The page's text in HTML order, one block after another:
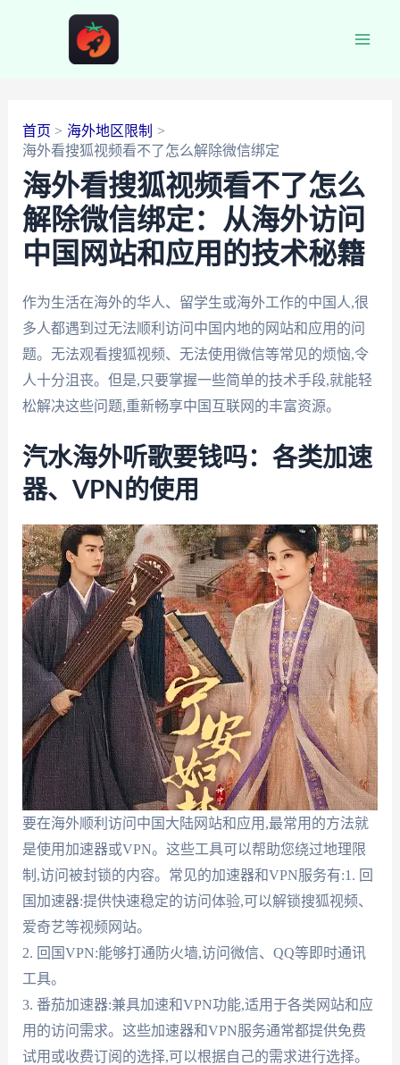
首页
海外地区限制
海外看搜狐视频看不了怎么解除微信绑定
海外看搜狐视频看不了怎么
解除微信绑定：从海外访问
中国网站和应用的技术秘籍
作为生活在海外的华人、留学生或海外工作的中国人,很
多人都遇到过无法顺利访问中国内地的网站和应用的问
题。无法观看搜狐视频、无法使用微信等常见的烦恼,令
人十分沮丧。但是,只要掌握一些简单的技术手段,就能轻
松解决这些问题,重新畅享中国互联网的丰富资源。
汽水海外听歌要钱吗：各类加速
器、VPN的使用
要在海外顺利访问中国大陆网站和应用,最常用的方法就
是使用加速器或VPN。这些工具可以帮助您绕过地理限
制,访问被封锁的内容。常见的加速器和VPN服务有:1. 回
国加速器:提供快速稳定的访问体验,可以解锁搜狐视频、
爱奇艺等视频网站。
2. 回国VPN:能够打通防火墙,访问微信、QQ等即时通讯
工具。
3. 番茄加速器:兼具加速和VPN功能,适用于各类网站和应
用的访问需求。这些加速器和VPN服务通常都提供免费
试用或收费订阅的选择,可以根据自己的需求进行选择。